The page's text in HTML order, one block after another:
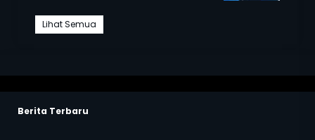
Lihat Semua
Berita Terbaru